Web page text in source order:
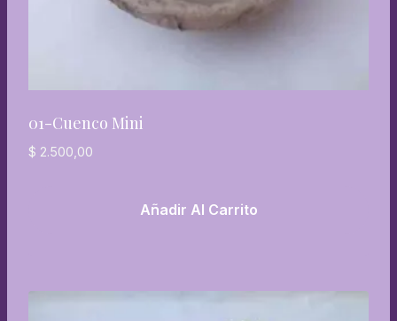
01-Cuenco Mini
$ 2.500,00
Añadir Al Carrito